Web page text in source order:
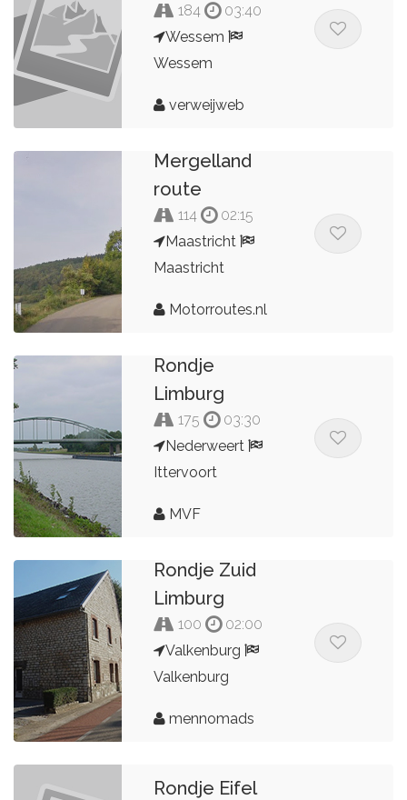
184
03:40
Wessem
Wessem
verweijweb
Mergelland
route
114
02:15
Maastricht
Maastricht
Motorroutes.nl
Rondje
Limburg
175
03:30
Nederweert
Ittervoort
MVF
Rondje Zuid
Limburg
100
02:00
Valkenburg
Valkenburg
mennomads
Rondje Eifel